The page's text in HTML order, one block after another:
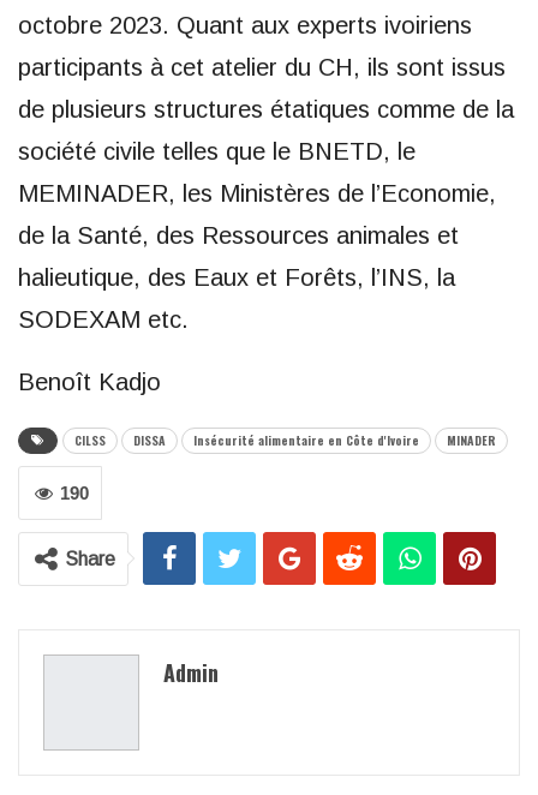
octobre 2023. Quant aux experts ivoiriens
participants à cet atelier du CH, ils sont issus
de plusieurs structures étatiques comme de la
société civile telles que le BNETD, le
MEMINADER, les Ministères de l’Economie,
de la Santé, des Ressources animales et
halieutique, des Eaux et Forêts, l’INS, la
SODEXAM etc.
Benoît Kadjo
CILSS DISSA Insécurité alimentaire en Côte d'Ivoire MINADER
190
Share
Admin